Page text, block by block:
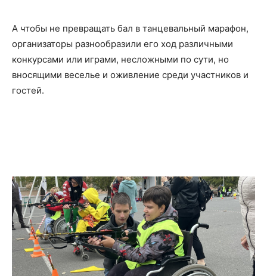
А чтобы не превращать бал в танцевальный марафон,
организаторы разнообразили его ход различными
конкурсами или играми, несложными по сути, но
вносящими веселье и оживление среди участников и
гостей.